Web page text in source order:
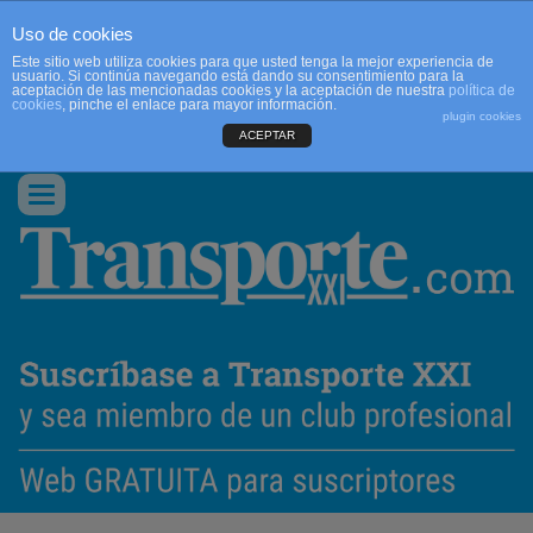
CONTACTO
Conmutar
navegación
Uso de cookies
Este sitio web utiliza cookies para que usted tenga la mejor experiencia de
usuario. Si continúa navegando está dando su consentimiento para la
aceptación de las mencionadas cookies y la aceptación de nuestra política de
cookies, pinche el enlace para mayor información.
plugin cookies
ACEPTAR